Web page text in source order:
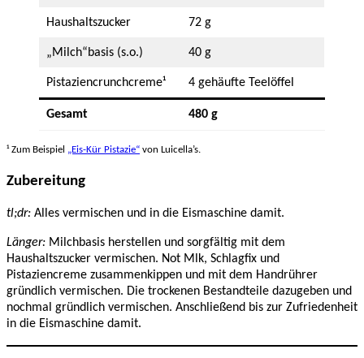
Haushaltszucker 72 g
„Milch“basis (s.o.) 40 g
Pistaziencrunchcreme¹ 4 gehäufte Teelöffel
Gesamt 480 g
¹ Zum Beispiel „Eis-Kür Pistazie“ von Luicella’s.
Zubereitung
tl;dr: Alles vermischen und in die Eismaschine damit.
Länger: Milchbasis herstellen und sorgfältig mit dem
Haushaltszucker vermischen. Not Mlk, Schlagfix und
Pistaziencreme zusammenkippen und mit dem Handrührer
gründlich vermischen. Die trockenen Bestandteile dazugeben und
nochmal gründlich vermischen. Anschließend bis zur Zufriedenheit
in die Eismaschine damit.